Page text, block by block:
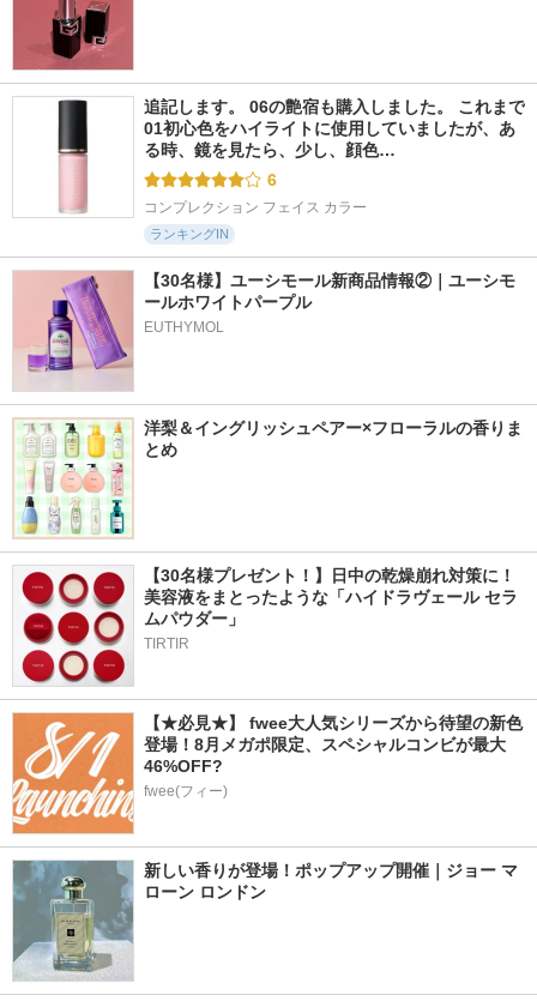
追記します。 06の艶宿も購入しました。 これまで
01初心色をハイライトに使用していましたが、あ
る時、鏡を見たら、少し、顔色…
6
コンプレクション フェイス カラー
ランキングIN
【30名様】ユーシモール新商品情報②｜ユーシモ
ールホワイトパープル
EUTHYMOL
洋梨＆イングリッシュペアー×フローラルの香りま
とめ
【30名様プレゼント！】日中の乾燥崩れ対策に！
美容液をまとったような「ハイドラヴェール セラ
ムパウダー」
TIRTIR
【★必見★】 fwee大人気シリーズから待望の新色
登場！8月メガポ限定、スペシャルコンビが最大
46%OFF?
fwee(フィー)
新しい香りが登場！ポップアップ開催｜ジョー マ
ローン ロンドン